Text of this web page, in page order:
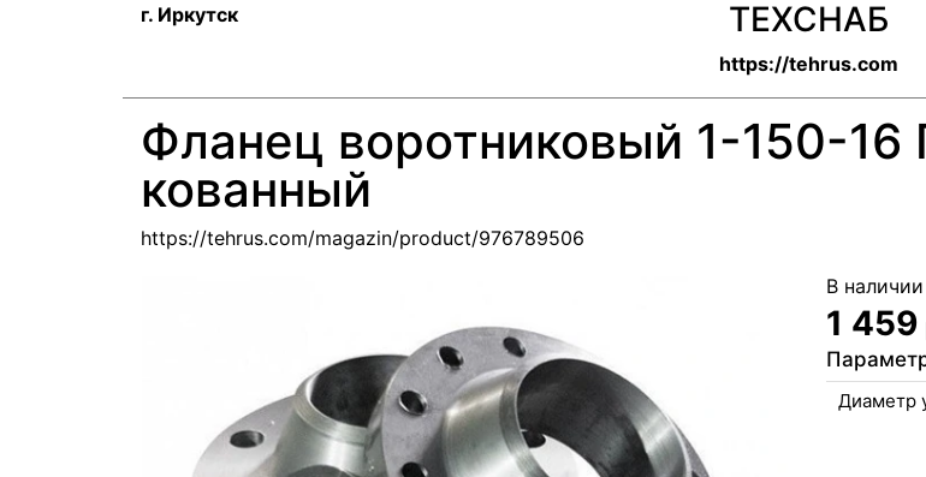
г. Иркутск ТЕХСНАБ
https://tehrus.com
Фланец воротниковый 1-150-
кованный
https://tehrus.com/magazin/product/976789506
В наличии
1 459
Диаметр